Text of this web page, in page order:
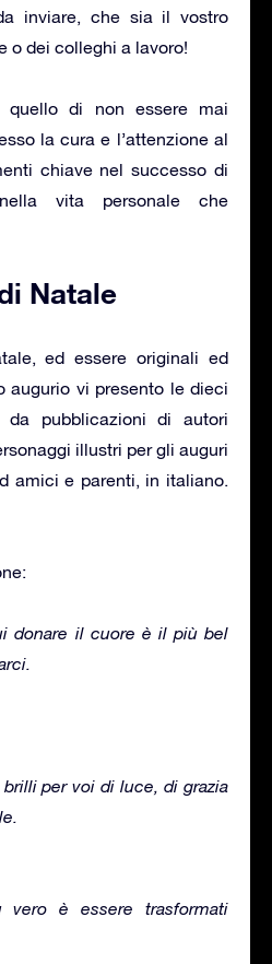
inviare, che sia il vostro
o dei colleghi a lavoro!
di non essere mai
la cura e l’attenzione al
chiave nel successo di
vita personale che
Natale
ed essere originali ed
augurio vi presento le dieci
pubblicazioni di autori
illustri per gli auguri
amici e parenti, in italiano.
donare il cuore è il più bel
per voi di luce, di grazia
è essere trasformati